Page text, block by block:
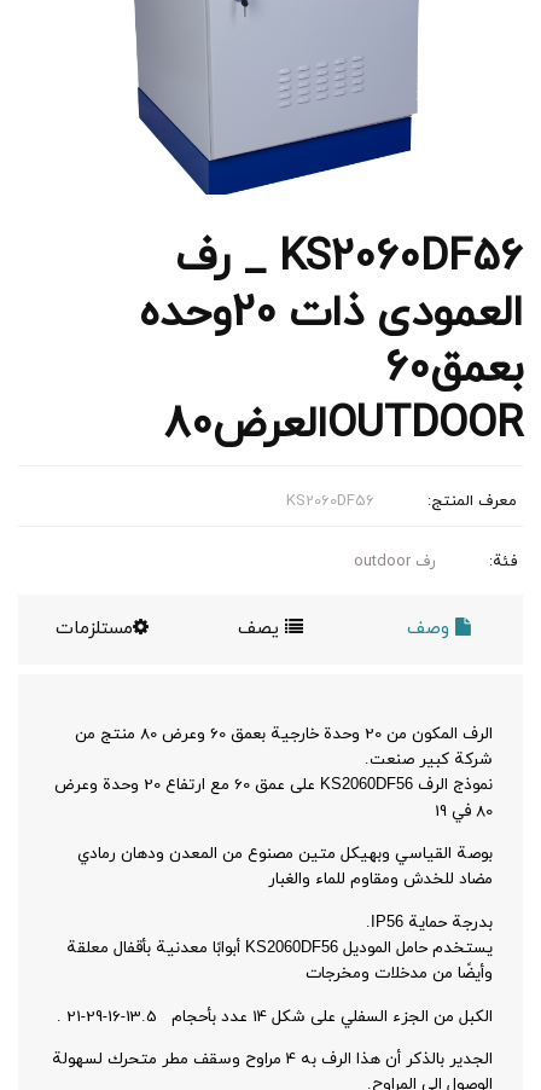
KS2060DF56 _ رف
العمودی ذات 20وحده
بعمق60
OUTDOORالعرض80
معرف المنتج: KS2060DF56
فئة: رف outdoor
وصف يصف مستلزمات
الرف المكون من 20 وحدة خارجية بعمق 60 وعرض 80 منتج من
شركة كبير صنعت.
نموذج الرف KS2060DF56
على عمق 60 مع ارتفاع 20 وحدة وعرض
80 في 19
بوصة القياسي وبهيكل متين مصنوع من المعدن ودهان رمادي
مضاد للخدش ومقاوم للماء والغبار
بدرجة حماية IP56
.
يستخدم حامل الموديل KS2060DF56 أبوابًا معدنية بأقفال معلقة
وأيضًا من مدخلات ومخرجات
الكبل من الجزء السفلي على شكل 14 عدد بأحجام 13.5-16-29-21 .
الجدير بالذكر أن هذا الرف به 4 مراوح وسقف مطر متحرك لسهولة
الوصول إلى المراوح.